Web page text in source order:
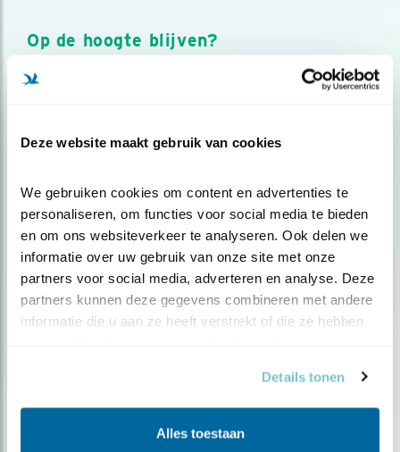
Deze website maakt gebruik van cookies
We gebruiken cookies om content en advertenties te
personaliseren, om functies voor social media te bieden
en om ons websiteverkeer te analyseren. Ook delen we
informatie over uw gebruik van onze site met onze
partners voor social media, adverteren en analyse. Deze
partners kunnen deze gegevens combineren met andere
informatie die u aan ze heeft verstrekt of die ze hebben
Details tonen
Alles toestaan
Op de hoogte blijven?
Meld je aan en ontvang nieuws, inspiratie, acties en tips
over vogels en activiteiten van Vogelbescherming.